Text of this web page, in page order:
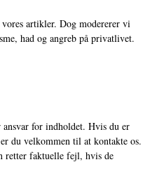
artikler. Dog modererer vi
had og angreb på privatlivet.
for indholdet. Hvis du er
du velkommen til at kontakte os.
faktuelle fejl, hvis de